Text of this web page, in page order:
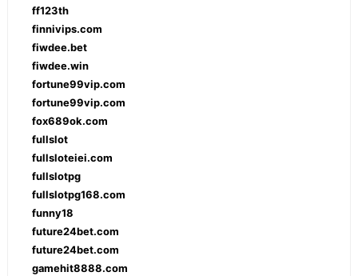
ff123th
finnivips.com
fiwdee.bet
fiwdee.win
fortune99vip.com
fortune99vip.com
fox689ok.com
fullslot
fullsloteiei.com
fullslotpg
fullslotpg168.com
funny18
future24bet.com
future24bet.com
gamehit8888.com